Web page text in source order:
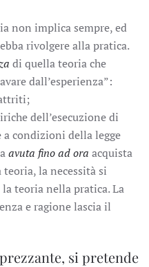
non implica sempre, ed
rivolgere alla pratica.
di quella teoria che
dall’esperienza”:
dell’esecuzione di
a condizioni della legge
avuta fino ad ora acquista
la necessità si
teoria nella pratica. La
e ragione lascia il
si pretende